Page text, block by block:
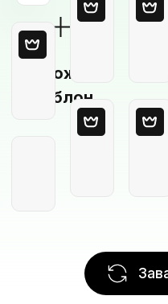
Порожній
шаблон